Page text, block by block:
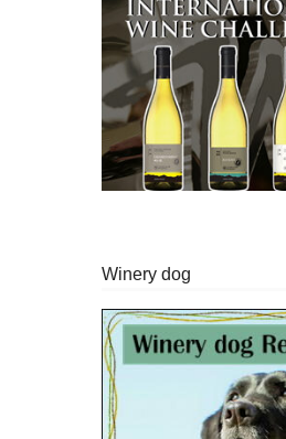
Winery dog